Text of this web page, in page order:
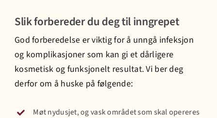
Slik forbereder du deg til inngrepet
God forberedelse er viktig for å unngå infeksjon
og komplikasjoner som kan gi et dårligere
kosmetisk og funksjonelt resultat. Vi ber deg
derfor om å huske på følgende:
Møt nydusjet, og vask området som skal opereres